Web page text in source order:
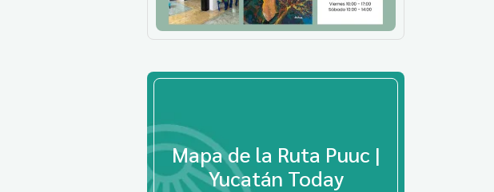
Mapa de la Ruta Puuc |
Yucatán Today